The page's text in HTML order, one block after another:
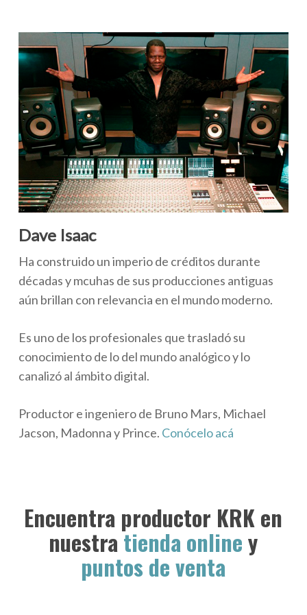
Dave Isaac
Ha construido un imperio de créditos durante
décadas y mcuhas de sus producciones antiguas
aún brillan con relevancia en el mundo moderno.
Es uno de los profesionales que trasladó su
conocimiento de lo del mundo analógico y lo
canalizó al ámbito digital.
Productor e ingeniero de Bruno Mars, Michael
Jacson, Madonna y Prince. Conócelo acá
Encuentra productor KRK en
nuestratienda onliney
puntos de venta